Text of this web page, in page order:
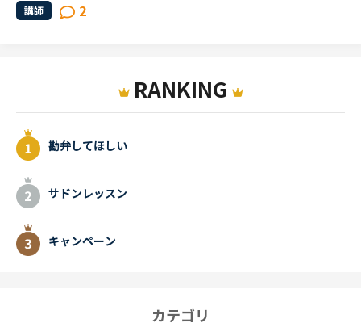
講師 2
RANKING
勘弁してほしい
サドンレッスン
キャンペーン
カテゴリ